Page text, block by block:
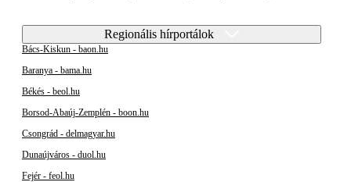
Regionális hírportálok
Bács-Kiskun - baon.hu
Baranya - bama.hu
Békés - beol.hu
Borsod-Abaúj-Zemplén - boon.hu
Csongrád - delmagyar.hu
Dunaújváros - duol.hu
Fejér - feol.hu